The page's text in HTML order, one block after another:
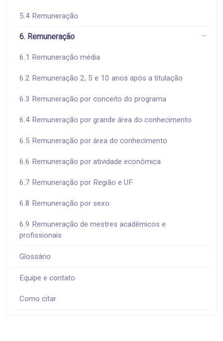
5.4 Remuneração
6. Remuneração
6.1 Remuneração média
6.2 Remuneração 2, 5 e 10 anos após a titulação
6.3 Remuneração por conceito do programa
6.4 Remuneração por grande área do conhecimento
6.5 Remuneração por área do conhecimento
6.6 Remuneração por atividade econômica
6.7 Remuneração por Região e UF
6.8 Remuneração por sexo
6.9 Remuneração de mestres acadêmicos e
profissionais
Glossário
Equipe e contato
Como citar